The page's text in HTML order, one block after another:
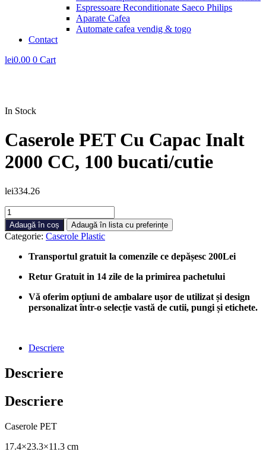
Espressoare Reconditionate Saeco Philips
Aparate Cafea
Automate cafea vendig & togo
Contact
lei0.00 0 Cart
In Stock
Caserole PET Cu Capac Inalt
2000 CC, 100 bucati/cutie
lei334.26
Cantitate
Caserole
PET
Cu
Capac
2000
bucati/cutie
Adaugă în coș Adaugă în lista cu preferințe
Categorie: Caserole Plastic
Transportul gratuit la comenzile ce depășesc 200Lei
Retur Gratuit in 14 zile de la primirea pachetului
Vă oferim opțiuni de ambalare ușor de utilizat și design
personalizat într-o selecție vastă de cutii, pungi și etichete.
Descriere
Descriere
Descriere
Caserole PET
17.4×23.3×11.3 cm